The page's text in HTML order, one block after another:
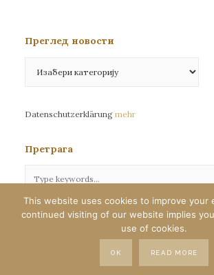
Преглед новости
новости
Datenschutzerklärung mehr
Претрага
Сва права задржана©eparhija-nemacka.com
Илустрације : Јелена Јефтић
This website uses cookies to improve your
continued visiting of our website implies
use of cookies.
OK READ MORE